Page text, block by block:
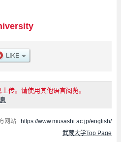
约1300条大学、大学院、短大、专门学
传。请使用其他语言阅览。
网站: https://www.musashi.ac.jp/english/
武蔵大学Top Page